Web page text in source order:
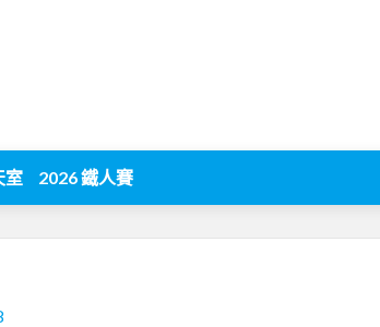
室 2026 鐵人賽